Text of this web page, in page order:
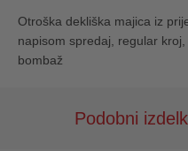
Otroška dekliška majica iz
napisom spredaj, regular
bombaž
Podobni